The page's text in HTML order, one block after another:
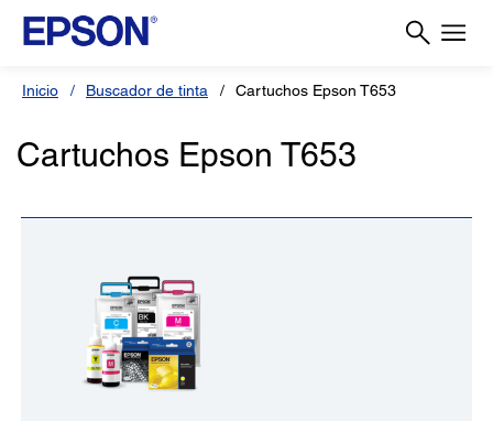
Inicio Buscador de tinta Cartuchos Epson T653
Cartuchos Epson T653